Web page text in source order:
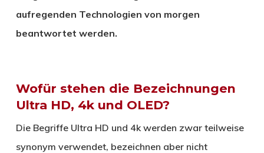
aufregenden Technologien von morgen
beantwortet werden.
Wofür stehen die Bezeichnungen
Ultra HD, 4k und OLED?
Die Begriffe Ultra HD und 4k werden zwar teilweise
synonym verwendet, bezeichnen aber nicht